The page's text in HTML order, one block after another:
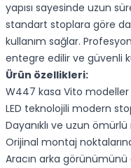
yapısı sayesinde uzun
standart stoplara göre
kullanım sağlar.
entegre edilir ve güvenli
Ürün özellikleri:
W447 kasa Vito
LED teknolojili modern
Dayanıklı ve uzun ömürlü
Orijinal montaj
Aracın arka